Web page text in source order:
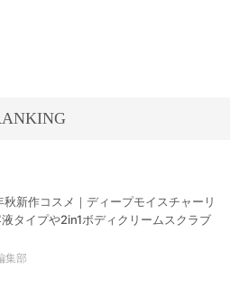
秋新作コスメ｜ディープモイスチャーリ
タイプや2in1ボディクリームスクラブ
集部